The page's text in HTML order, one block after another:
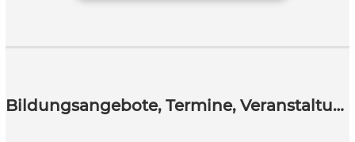
Bildungsangebote, Termine, Veranstaltungen